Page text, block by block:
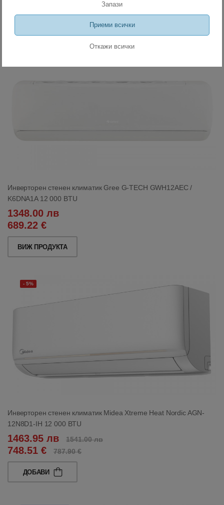
Сходни продукти
Инверторен стенен климатик Gree G-TECH GWH12AEC /
K6DNA1A 12 000 BTU
1348.00 лв
689.22 €
ВИЖ ПРОДУКТА
- 5%
Инверторен стенен климатик Midea Xtreme Heat Nordic AGN-
12N8D1-IH 12 000 BTU
1463.95 лв 1541.00 лв
748.51 € 787.90 €
ДОБАВИ
Запази
Приеми всички
Откажи всички